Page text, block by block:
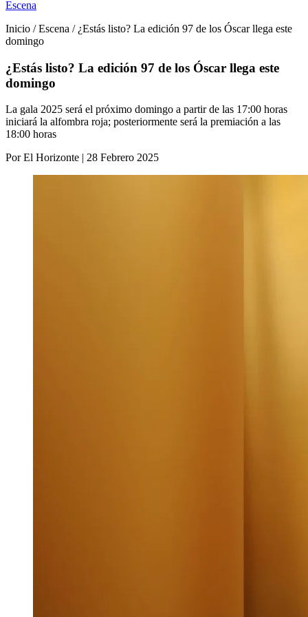
Escena
Inicio / Escena / ¿Estás listo? La edición 97 de los Óscar llega este
domingo
¿Estás listo? La edición 97 de los Óscar llega este
domingo
La gala 2025 será el próximo domingo a partir de las 17:00 horas
iniciará la alfombra roja; posteriormente será la premiación a las
18:00 horas
Por El Horizonte | 28 Febrero 2025